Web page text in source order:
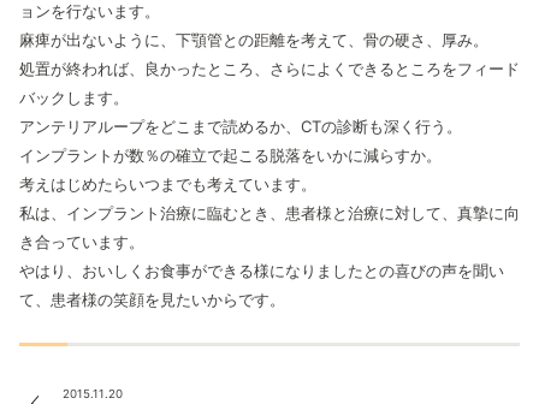
ョンを行ないます。
麻痺が出ないように、下顎管との距離を考えて、骨の硬さ、厚み。
処置が終われば、良かったところ、さらによくできるところをフィード
バックします。
アンテリアループをどこまで読めるか、CTの診断も深く行う。
インプラントが数％の確立で起こる脱落をいかに減らすか。
考えはじめたらいつまでも考えています。
私は、インプラント治療に臨むとき、患者様と治療に対して、真摯に向
き合っています。
やはり、おいしくお食事ができる様になりましたとの喜びの声を聞い
て、患者様の笑顔を見たいからです。
2015.11.20